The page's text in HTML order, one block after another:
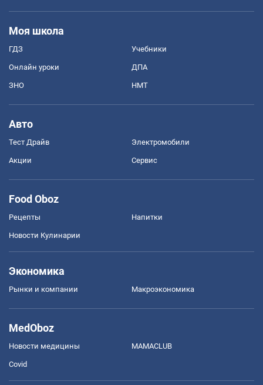
Моя школа
ГДЗ Учебники
Онлайн уроки ДПА
ЗНО НМТ
Авто
Тест Драйв Электромобили
Акции Сервис
Food Oboz
Рецепты Напитки
Новости Кулинарии
Экономика
Рынки и компании Mакроэкономика
MedOboz
Новости медицины MAMACLUB
Covid